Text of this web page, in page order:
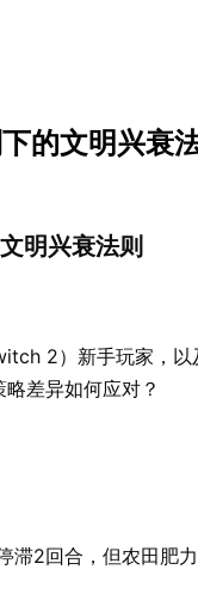
的文明兴衰
明兴衰法则
2）新手玩家，
差异如何应对？
滞2回合，但农田肥